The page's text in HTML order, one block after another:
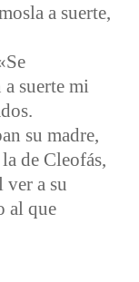
a suerte,
suerte mi
su madre,
de Cleofás,
ver a su
al que